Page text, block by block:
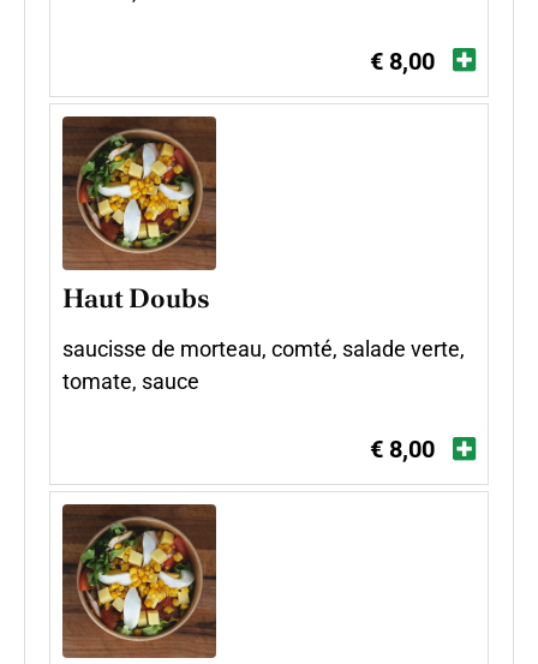
€ 8,00
Haut Doubs
saucisse de morteau, comté, salade verte,
tomate, sauce
€ 8,00